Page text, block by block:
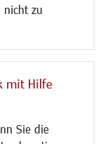
nicht zu
mit Hilfe
Sie die